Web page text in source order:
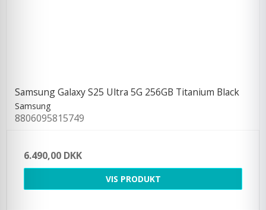
Samsung Galaxy S25 Ultra 5G 256GB Titanium Black
Samsung
8806095815749
6.490,00 DKK
VIS PRODUKT